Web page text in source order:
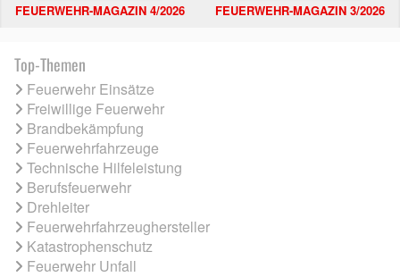
FEUERWEHR-MAGAZIN 4/2026 FEUERWEHR-MAGAZIN 3/2026
Top-Themen
Feuerwehr Einsätze
Freiwillige Feuerwehr
Brandbekämpfung
Feuerwehrfahrzeuge
Technische Hilfeleistung
Berufsfeuerwehr
Drehleiter
Feuerwehrfahrzeughersteller
Katastrophenschutz
Feuerwehr Unfall